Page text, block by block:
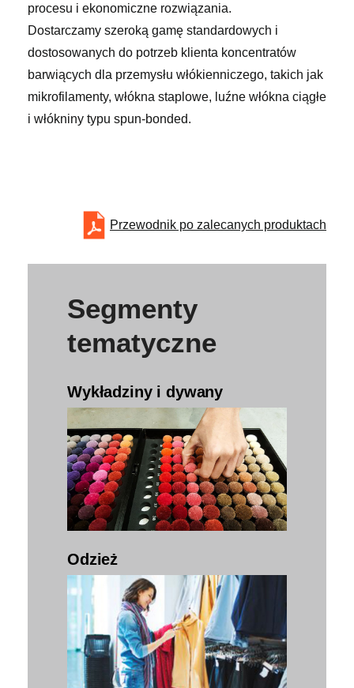
procesu i ekonomiczne rozwiązania.
Dostarczamy szeroką gamę standardowych i
dostosowanych do potrzeb klienta koncentratów
barwiących dla przemysłu włókienniczego, takich jak
mikrofilamenty, włókna staplowe, luźne włókna ciągłe
i włókniny typu spun-bonded.
Przewodnik po zalecanych produktach
Segmenty
tematyczne
Wykładziny i dywany
Odzież